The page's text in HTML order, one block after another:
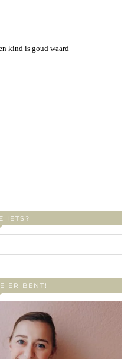
kind is goud waard
IETS?
ER BENT!